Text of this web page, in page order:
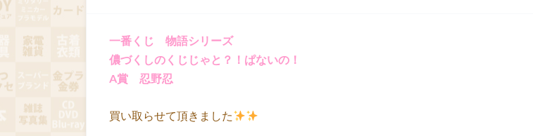
一番くじ 物語シリーズ
儂づくしのくじじゃと？！ぱないの！
A賞 忍野忍
買い取らせて頂きました